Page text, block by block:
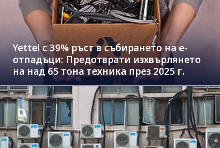
Yettel с 39% ръст в събирането на е-
отпадъци: Предотврати изхвърлянето
на над 65 тона техника през 2025 г.